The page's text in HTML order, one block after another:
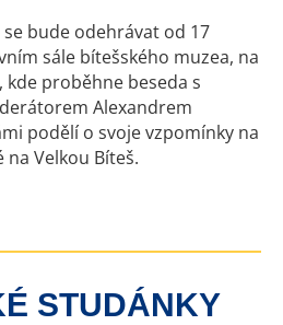
bude odehrávat od 17
sále bítešského muzea, na
kde proběhne beseda s
Alexandrem
podělí o svoje vzpomínky na
na Velkou Bíteš.
STUDÁNKY